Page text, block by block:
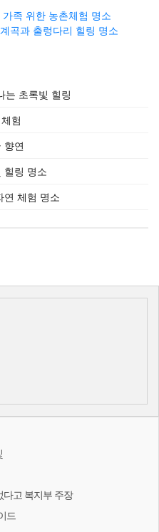
족 위한 농촌체험 명소
곡과 출렁다리 힐링 명소
는 초록빛 힐링
험
향연
힐링 명소
연 체험 명소
다고 복지부 주장
드